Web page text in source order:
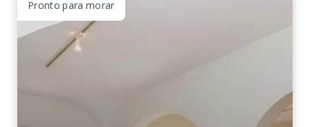
Pronto para morar